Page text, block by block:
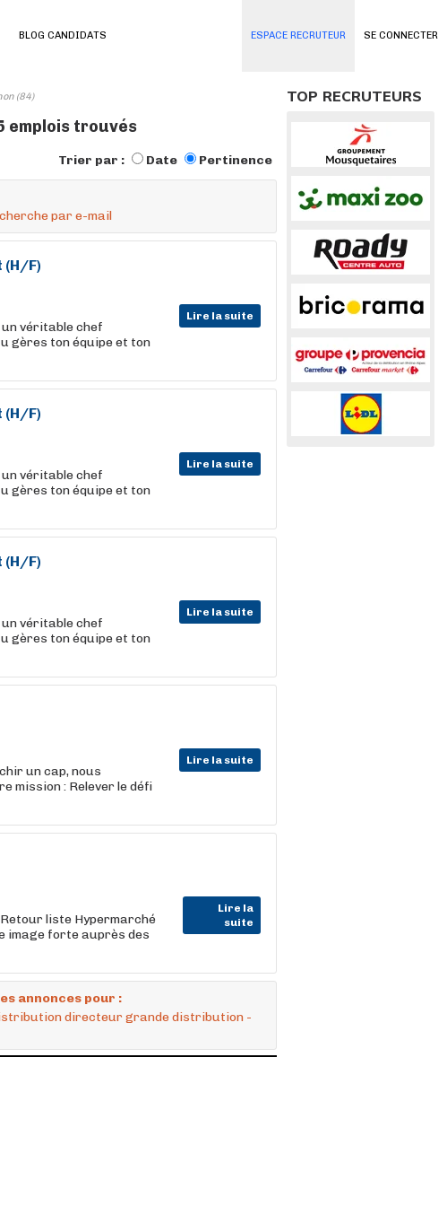
SE CONNECTER
BLOG CANDIDATS ESPACE RECRUTEUR
(84)
emplois trouvés
Trier par : Date Pertinence
par e-mail
(H/F)
Lire la suite
véritable chef
gères ton équipe et ton
(H/F)
Lire la suite
véritable chef
gères ton équipe et ton
(H/F)
Lire la suite
véritable chef
gères ton équipe et ton
Lire la suite
un cap, nous
mission : Relever le défi
Lire la
suite
liste Hypermarché
image forte auprès des
annonces pour :
directeur grande distribution -
TOP RECRUTEURS